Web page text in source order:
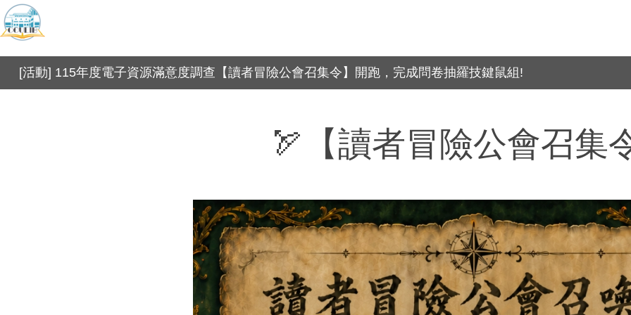
[活動] 115年度電子資源滿意度調查【讀者冒險公會召集令】開跑，完成問卷抽羅技鍵鼠組!
🏹 【讀者冒險公會召集